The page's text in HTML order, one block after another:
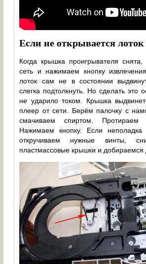
Если не открывается лоток
Когда крышка проигрывателя
сеть и нажимаем кнопку
лоток сам не в состоянии
слегка подтолкнуть. Но сделать это
не ударило током. Крышка
плеер от сети. Берём палочку с
смачиваем спиртом. Протираем
Нажимаем кнопку. Если неполадка
откручиваем нужные винты,
пластмассовые крышки и добираемся